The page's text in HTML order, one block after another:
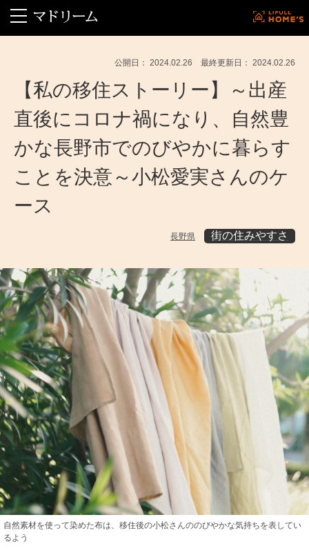
公開日： 2024.02.26 最終更新日： 2024.02.26
【私の移住ストーリー】～出産
直後にコロナ禍になり、自然豊
かな長野市でのびやかに暮らす
ことを決意～小松愛実さんのケ
ース
長野県 街の住みやすさ
自然素材を使って染めた布は、移住後の小松さんののびやかな気持ちを表してい
るよう